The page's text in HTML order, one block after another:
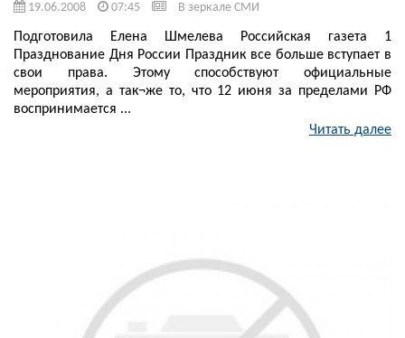
19.06.2008 07:45 В зеркале СМИ
Подготовила Елена Шмелева Российская газета 1
Празднование Дня России Праздник все больше вступает в
свои права. Этому способствуют официальные
мероприятия, а так¬же то, что 12 июня за пределами РФ
воспринимается ...
Читать далее